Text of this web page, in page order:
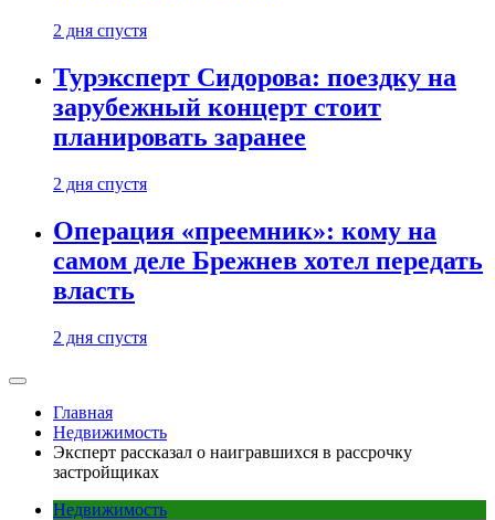
2 дня спустя
Турэксперт Сидорова: поездку на
зарубежный концерт стоит
планировать заранее
2 дня спустя
Операция «преемник»: кому на
самом деле Брежнев хотел передать
власть
2 дня спустя
Главная
Недвижимость
Эксперт рассказал о наигравшихся в рассрочку
застройщиках
Недвижимость